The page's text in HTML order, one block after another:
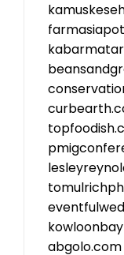
abgolo.com